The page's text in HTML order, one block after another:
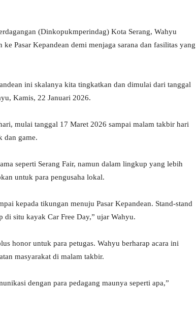
(Dinkopukmperindag) Kota Serang, Wahyu
Pasar Kepandean demi menjaga sarana dan fasilitas yang
ini skalanya kita tingkatkan dan dimulai dari tanggal
Kamis, 22 Januari 2026.
mulai tanggal 17 Maret 2026 sampai malam takbir hari
dan game.
seperti Serang Fair, namun dalam lingkup yang lebih
untuk para pengusaha lokal.
kepada tikungan menuju Pasar Kepandean. Stand-stand
di situ kayak Car Free Day,” ujar Wahyu.
honor untuk para petugas. Wahyu berharap acara ini
masyarakat di malam takbir.
dengan para pedagang maunya seperti apa,”